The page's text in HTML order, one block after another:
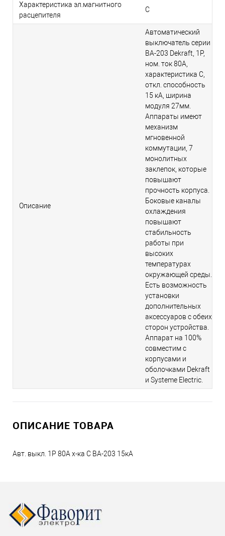
Характеристика эл.магнитного
расцепителя
C
Описание
Автоматический
выключатель серии
ВА-203 Dekraft, 1P,
ном. ток 80А,
характеристика C,
откл. способность
15 кА, ширина
модуля 27мм.
Аппараты имеют
механизм
мгновенной
коммутации, 7
монолитных
заклепок, которые
повышают
прочность корпуса.
Боковые каналы
охлаждения
повышают
стабильность
работы при
высоких
температурах
окружающей среды.
Есть возможность
установки
дополнительных
аксессуаров с обеих
сторон устройства.
Аппарат на 100%
совместим с
корпусами и
оболочками Dekraft
и Systeme Electric.
ОПИСАНИЕ ТОВАРА
Авт. выкл. 1P 80A х-ка C ВА-203 15кА